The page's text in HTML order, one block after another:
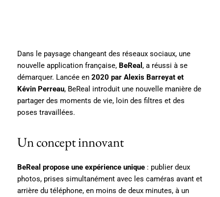
Dans le paysage changeant des réseaux sociaux, une
nouvelle application française, BeReal , a réussi à se
démarquer. Lancée en 2020 par Alexis Barreyat et
Kévin Perreau, BeReal introduit une nouvelle manière de
partager des moments de vie, loin des filtres et des
poses travaillées.
Un concept innovant
BeReal propose une expérience unique : publier deux
photos, prises simultanément avec les caméras avant et
arrière du téléphone, en moins de deux minutes, à un